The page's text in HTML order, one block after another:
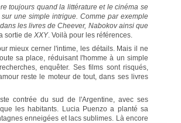
toujours quand la littérature et le cinéma se
une simple intrigue. Comme par exemple
les livres de Cheever, Nabokov ainsi que
sortie de XXY. Voilà pour les références.
mieux cerner l'intime, les détails. Mais il ne
sa place, réduisant l'homme à un simple
enquêter. Ses films sont risqués,
reste le moteur de tout, dans ses livres
contrée du sud de l'Argentine, avec ses
les habitants. Lucia Puenzo a planté sa
enneigées et lacs sublimes. Là encore